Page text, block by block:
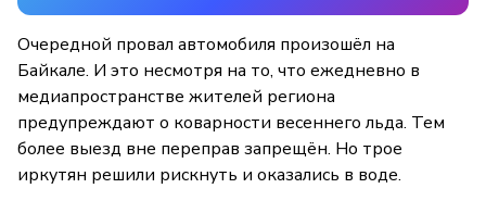
Очередной провал автомобиля произошёл на
Байкале. И это несмотря на то, что ежедневно в
медиапространстве жителей региона
предупреждают о коварности весеннего льда. Тем
более выезд вне переправ запрещён. Но трое
иркутян решили рискнуть и оказались в воде.